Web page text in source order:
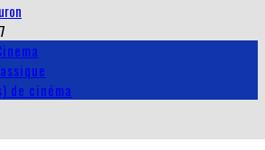
de cinéma